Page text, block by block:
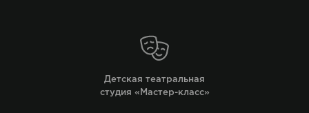
Детская театральная
студия «Мастер-класс»